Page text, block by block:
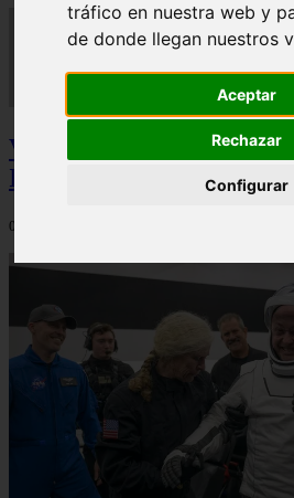
tráfico en nuestra web y
de donde llegan nuestros
Aceptar
Rechazar
Configurar
Video Advertencias
IA: Hinton y el posible
06/03/2026